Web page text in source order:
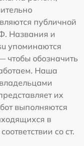
публичной
Названия и
упоминаются
чтобы обозначить
Наша
их
выполняются
в
со ст.